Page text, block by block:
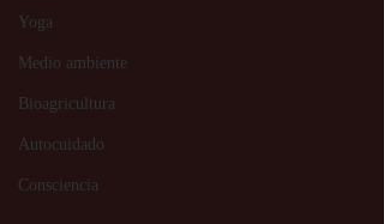
Yoga
Medio ambiente
Bioagricultura
Autocuidado
Consciencia